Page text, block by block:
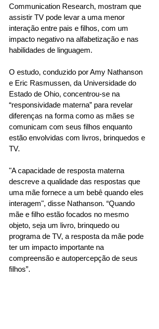
Communication Research, mostram que
assistir TV pode levar a uma menor
interação entre pais e filhos, com um
impacto negativo na alfabetização e nas
habilidades de linguagem.
O estudo, conduzido por Amy Nathanson
e Eric Rasmussen, da Universidade do
Estado de Ohio, concentrou-se na
“responsividade materna” para revelar
diferenças na forma como as mães se
comunicam com seus filhos enquanto
estão envolvidas com livros, brinquedos e
TV.
"A capacidade de resposta materna
descreve a qualidade das respostas que
uma mãe fornece a um bebê quando eles
interagem", disse Nathanson. “Quando
mãe e filho estão focados no mesmo
objeto, seja um livro, brinquedo ou
programa de TV, a resposta da mãe pode
ter um impacto importante na
compreensão e autopercepção de seus
filhos”.